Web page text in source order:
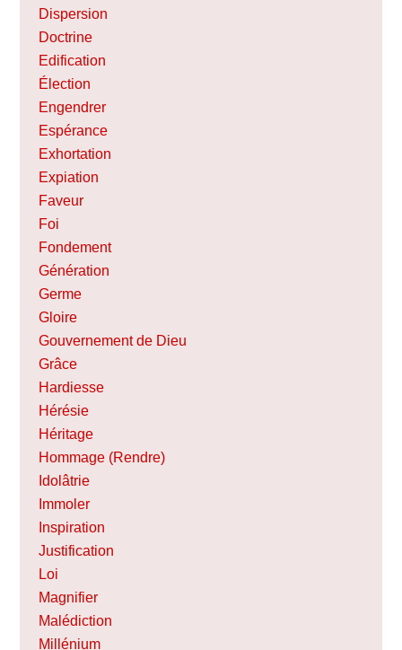
Dispersion
Doctrine
Edification
Élection
Engendrer
Espérance
Exhortation
Expiation
Faveur
Foi
Fondement
Génération
Germe
Gloire
Gouvernement de Dieu
Grâce
Hardiesse
Hérésie
Héritage
Hommage (Rendre)
Idolâtrie
Immoler
Inspiration
Justification
Loi
Magnifier
Malédiction
Millénium